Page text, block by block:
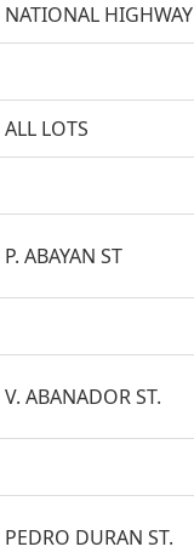
NATIONAL HIGHWAY
ALL LOTS
P. ABAYAN ST
V. ABANADOR ST.
PEDRO DURAN ST.